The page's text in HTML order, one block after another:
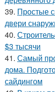
39. Простые
двери
40.
$3 тысячи
41. Самый
дома.
сайдингом